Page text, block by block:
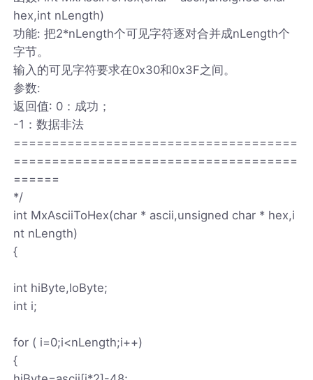
hex,int nLength)
功能: 把2*nLength个可见字符逐对合并成nLength个
字节。
输入的可见字符要求在0x30和0x3F之间。
参数:
返回值: 0：成功；
-1：数据非法
=====================================
=====================================
======
*/
int MxAsciiToHex(char * ascii,unsigned char * hex,i
nt nLength)
{
int hiByte,loByte;
int i;
for ( i=0;i<nLength;i++)
{